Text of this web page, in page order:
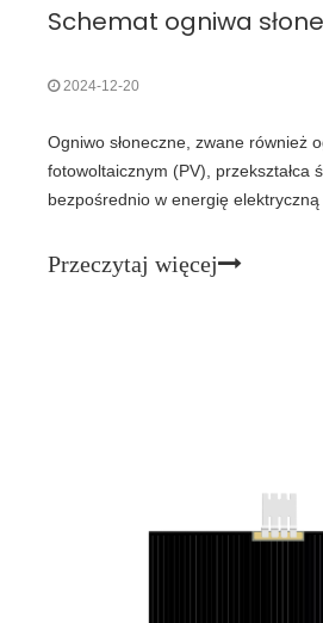
2024-12-20
Ogniwo słoneczne, zwane również
fotowoltaicznym (PV), przekształca
bezpośrednio w energię
komponentów, jak pokazano na
Przeczytaj więcej